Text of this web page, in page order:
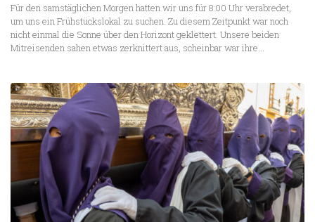
Für den samstäglichen Morgen hatten wir uns für 8:00 Uhr verabredet,
um uns ein Frühstückslokal zu suchen. Zu diesem Zeitpunkt war noch
nicht einmal die Sonne über den Horizont geklettert. Unsere beiden
Mitreisenden sahen etwas zerknittert aus, scheinbar war ihre...